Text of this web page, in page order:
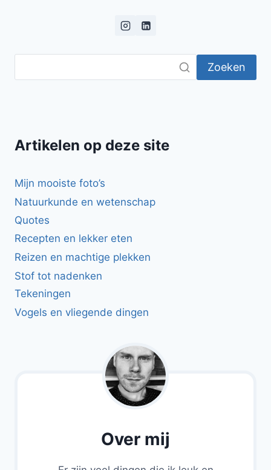
Zoeken
Artikelen op deze site
Mijn mooiste foto’s
Natuurkunde en wetenschap
Quotes
Recepten en lekker eten
Reizen en machtige plekken
Stof tot nadenken
Tekeningen
Vogels en vliegende dingen
Over mij